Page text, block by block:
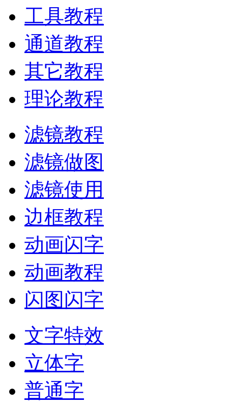
工具教程
通道教程
其它教程
理论教程
滤镜教程
滤镜做图
滤镜使用
边框教程
动画闪字
动画教程
闪图闪字
文字特效
立体字
普通字